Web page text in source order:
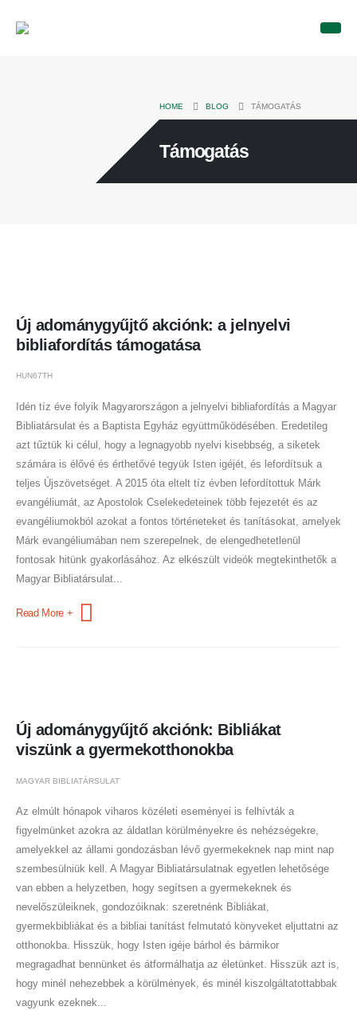
HOME BLOG TÁMOGATÁS
Támogatás
Új adománygyűjtő akciónk: a jelnyelvi
bibliafordítás támogatása
HUN67TH
Idén tíz éve folyik Magyarországon a jelnyelvi bibliafordítás a Magyar
Bibliatársulat és a Baptista Egyház együttműködésében. Eredetileg
azt tűztük ki célul, hogy a legnagyobb nyelvi kisebbség, a siketek
számára is élővé és érthetővé tegyük Isten igéjét, és lefordítsuk a
teljes Újszövetséget. A 2015 óta eltelt tíz évben lefordítottuk Márk
evangéliumát, az Apostolok Cselekedeteinek több fejezetét és az
evangéliumokból azokat a fontos történeteket és tanításokat, amelyek
Márk evangéliumában nem szerepelnek, de elengedhetetlenül
fontosak hitünk gyakorlásához. Az elkészült videók megtekinthetők a
Magyar Bibliatársulat...
Read More +
Új adománygyűjtő akciónk: Bibliákat
viszünk a gyermekotthonokba
MAGYAR BIBLIATÁRSULAT
Az elmúlt hónapok viharos közéleti eseményei is felhívták a
figyelmünket azokra az áldatlan körülményekre és nehézségekre,
amelyekkel az állami gondozásban lévő gyermekeknek nap mint nap
szembesülniük kell. A Magyar Bibliatársulatnak egyetlen lehetősége
van ebben a helyzetben, hogy segítsen a gyermekeknek és
nevelőszüleiknek, gondozóiknak: szeretnénk Bibliákat,
gyermekbibliákat és a bibliai tanítást felmutató könyveket eljuttatni az
otthonokba. Hisszük, hogy Isten igéje bárhol és bármikor
megragadhat bennünket és átformálhatja az életünket. Hisszük azt is,
hogy minél nehezebbek a körülmények, és minél kiszolgáltatottabbak
vagyunk ezeknek...